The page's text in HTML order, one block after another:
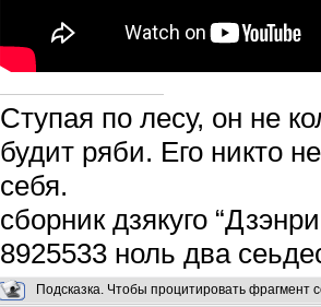
Ступая по лесу, он не
будит ряби. Его никто
себя.
сборник дзякуго
8925533 ноль два
Подсказка. Чтобы процитировать фрагмент